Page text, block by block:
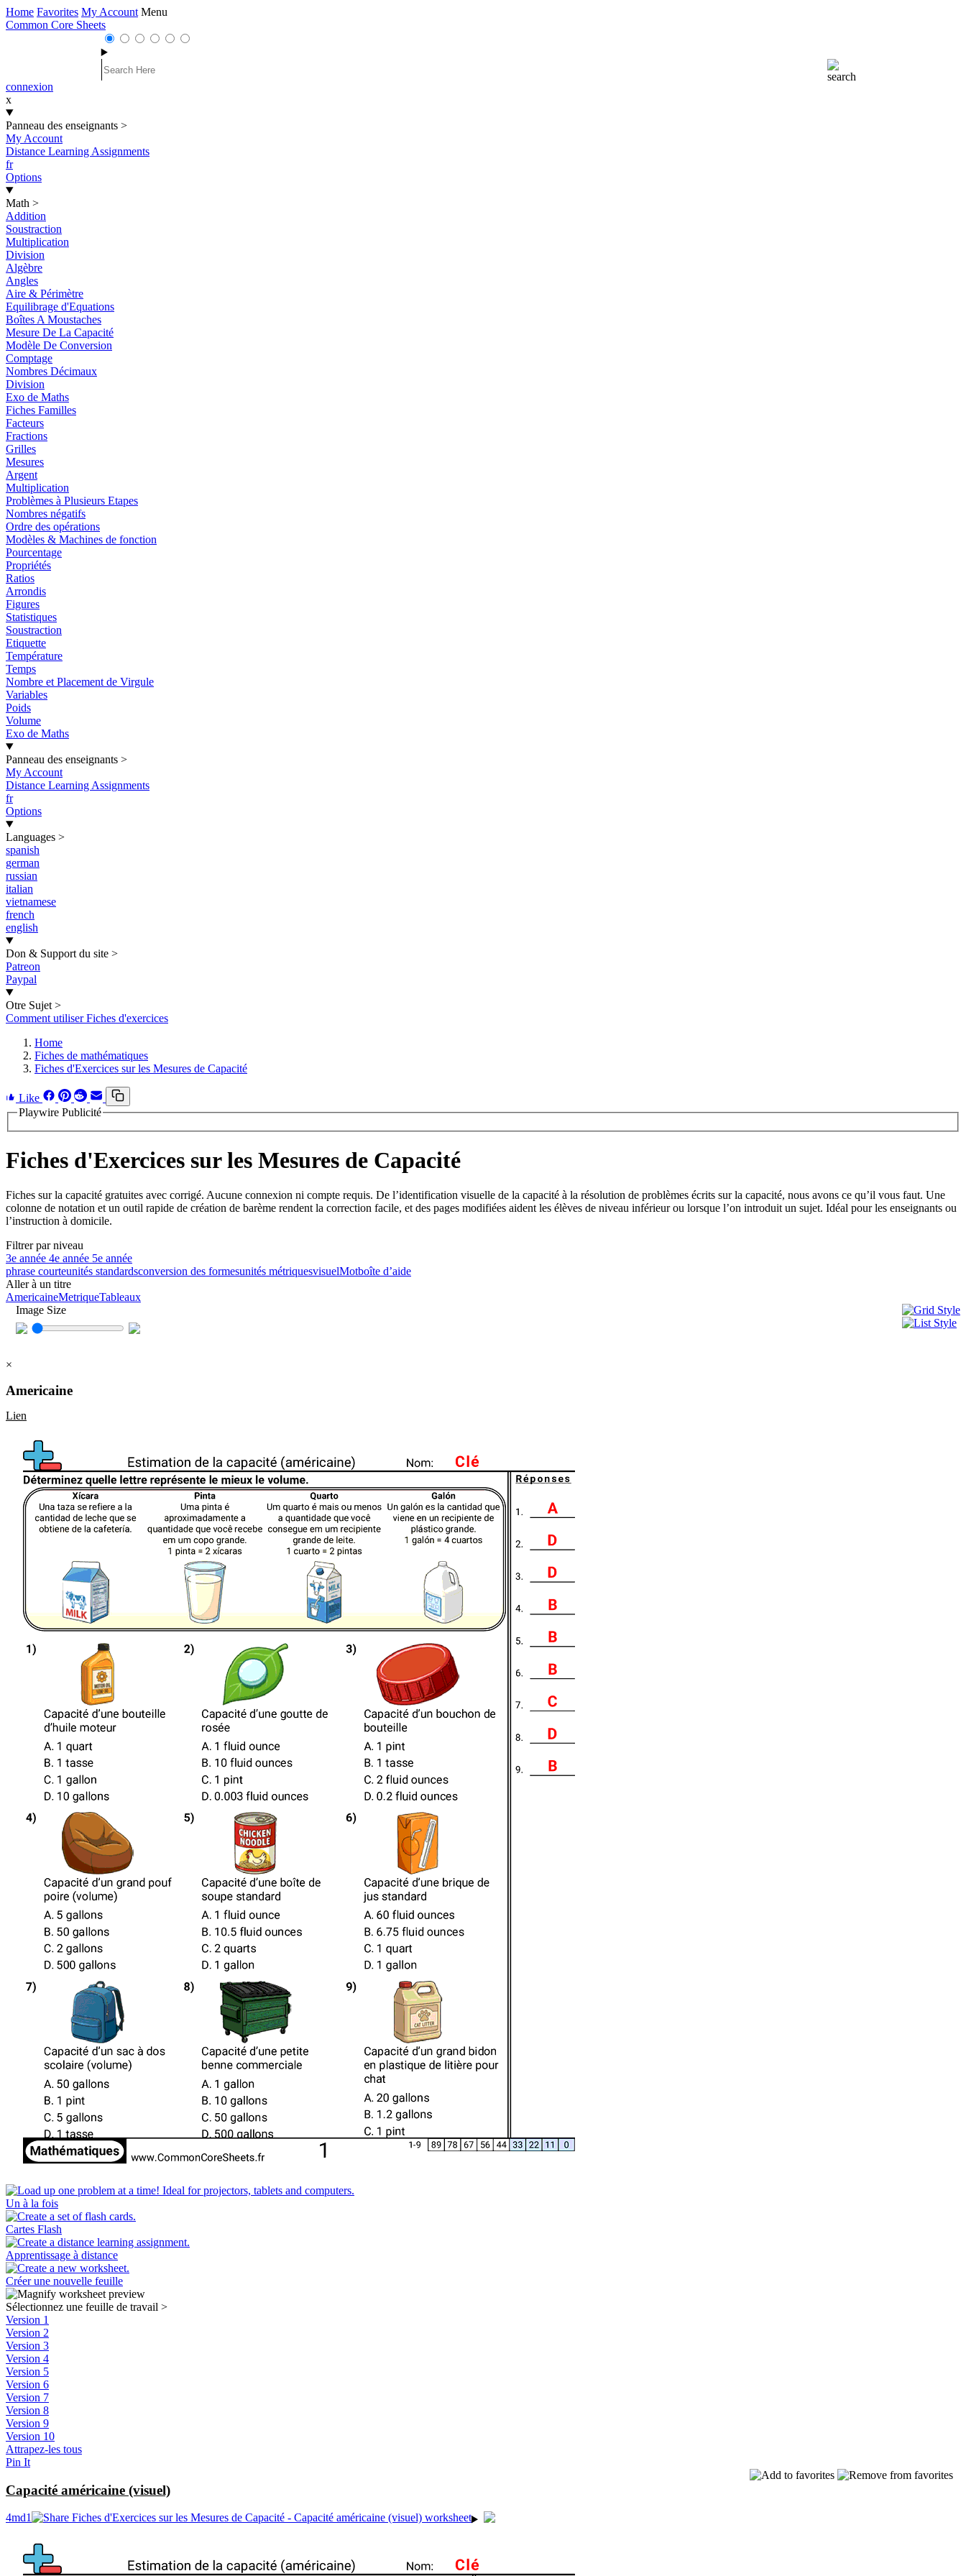
Home Favorites My Account Menu
Common Core Sheets
connexion
x
Panneau des enseignants >
My Account
Distance Learning Assignments
fr
Options
Math >
Addition
Soustraction
Multiplication
Division
Algèbre
Angles
Aire & Périmètre
Equilibrage d'Equations
Boîtes A Moustaches
Mesure De La Capacité
Modèle De Conversion
Comptage
Nombres Décimaux
Division
Exo de Maths
Fiches Familles
Facteurs
Fractions
Grilles
Mesures
Argent
Multiplication
Problèmes à Plusieurs Etapes
Nombres négatifs
Ordre des opérations
Modèles & Machines de fonction
Pourcentage
Propriétés
Ratios
Arrondis
Figures
Statistiques
Soustraction
Etiquette
Température
Temps
Nombre et Placement de Virgule
Variables
Poids
Volume
Exo de Maths
Panneau des enseignants >
My Account
Distance Learning Assignments
fr
Options
Languages >
spanish
german
russian
italian
vietnamese
french
english
Don & Support du site >
Patreon
Paypal
Otre Sujet >
Comment utiliser Fiches d'exercices
Home
Fiches de mathématiques
Fiches d'Exercices sur les Mesures de Capacité
Like
Playwire Publicité
Fiches d'Exercices sur les Mesures de Capacité
Fiches sur la capacité gratuites avec corrigé. Aucune connexion ni compte requis. De l’identification visuelle de la capacité à la résolution de problèmes écrits sur la capacité, nous avons ce qu’il vous faut. Une
colonne de notation et un outil rapide de création de barème rendent la correction facile, et des pages modifiées aident les élèves de niveau inférieur ou lorsque l’on introduit un sujet. Idéal pour les enseignants ou
l’instruction à domicile.
Filtrer par niveau
3e année 4e année 5e année
phrase courteunités standardsconversion des formesunités métriquesvisuelMotboîte d’aide
Aller à un titre
AmericaineMetriqueTableaux
Image Size
×
Americaine
Lien
Un à la fois
Cartes Flash
Apprentissage à distance
Créer une nouvelle feuille
Sélectionnez une feuille de travail >
Version 1
Version 2
Version 3
Version 4
Version 5
Version 6
Version 7
Version 8
Version 9
Version 10
Attrapez-les tous
Pin It
Capacité américaine (visuel)
4md1